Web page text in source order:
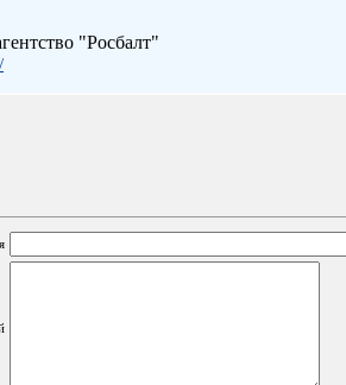
"Росбалт"